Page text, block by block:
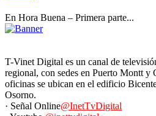
En Hora Buena – Primera parte...
T-Vinet Digital es un canal de
regional, con sedes en Puerto Montt y
oficinas se ubican en el edificio
Osorno.
· Señal Online@InetTvDigital